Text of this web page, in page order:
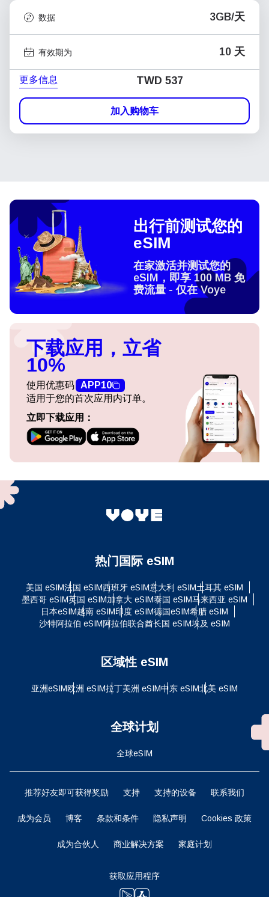
数据 3GB/天
有效期为 10 天
更多信息 TWD 537
加入购物车
出行前测试您的
eSIM
在家激活并测试您的
eSIM，即享 100 MB 免
费流量 - 仅在 Voye
下载应用，立省
10%
使用优惠码 APP10
适用于您的首次应用内订单。
立即下载应用：
热门国际 eSIM
美国 eSIM法国 eSIM西班牙 eSIM意大利 eSIM土耳其 eSIM
墨西哥 eSIM英国 eSIM加拿大 eSIM泰国 eSIM马来西亚 eSIM
日本eSIM越南 eSIM印度 eSIM德国eSIM希腊 eSIM
沙特阿拉伯 eSIM阿拉伯联合酋长国 eSIM埃及 eSIM
区域性 eSIM
亚洲eSIM欧洲 eSIM拉丁美洲 eSIM中东 eSIM北美 eSIM
全球计划
全球eSIM
推荐好友即可获得奖励 支持 支持的设备 联系我们
成为会员 博客 条款和条件 隐私声明 Cookies 政策
成为合伙人 商业解决方案 家庭计划
获取应用程序